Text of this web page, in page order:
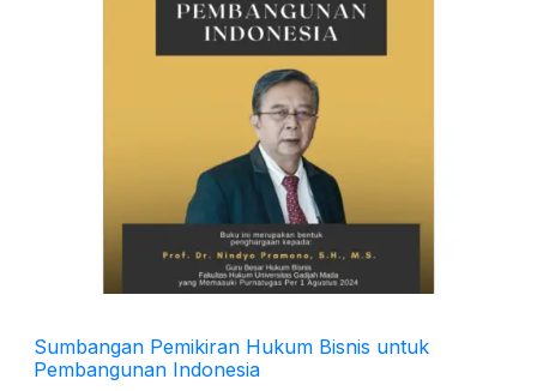
Sumbangan Pemikiran Hukum Bisnis untuk
Pembangunan Indonesia